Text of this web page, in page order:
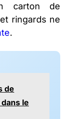
carton de
ringards ne
.
de
le